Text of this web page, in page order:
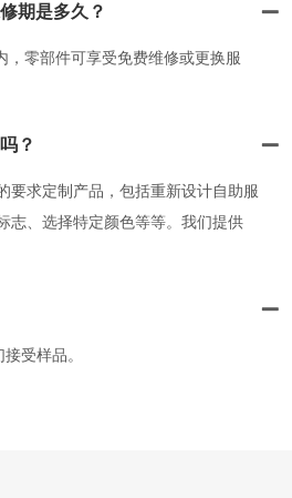
期是多久？
，零部件可享受免费维修或更换服
？
要求定制产品，包括重新设计自助服
志、选择特定颜色等等。我们提供
受样品。